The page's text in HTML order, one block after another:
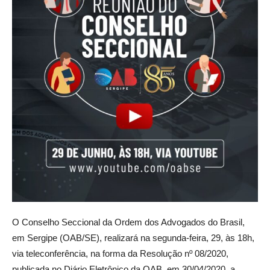
O Conselho Seccional da Ordem dos Advogados do Brasil,
em Sergipe (OAB/SE), realizará na segunda-feira, 29, às 18h,
via teleconferência, na forma da Resolução nº 08/2020,